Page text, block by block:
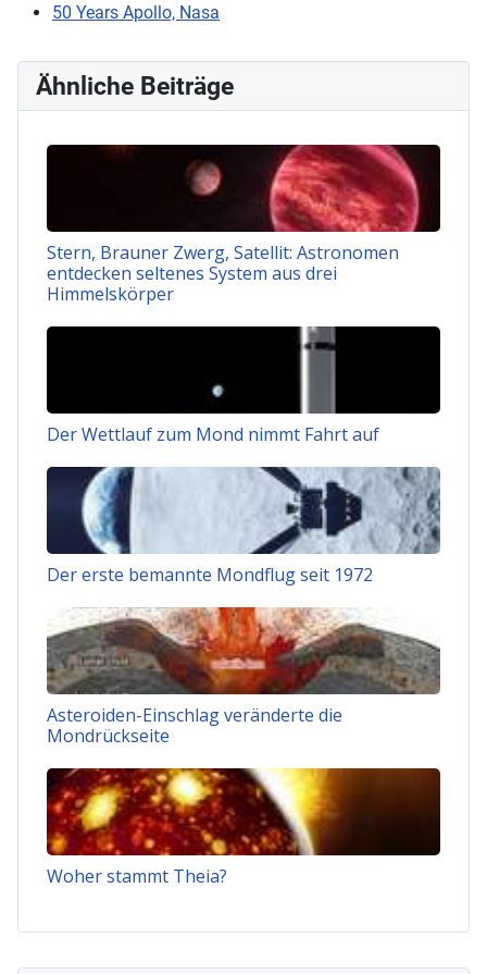
50 Years Apollo, Nasa
Ähnliche Beiträge
Stern, Brauner Zwerg, Satellit: Astronomen
entdecken seltenes System aus drei
Himmelskörper
Der Wettlauf zum Mond nimmt Fahrt auf
Der erste bemannte Mondflug seit 1972
Asteroiden-Einschlag veränderte die
Mondrückseite
Woher stammt Theia?